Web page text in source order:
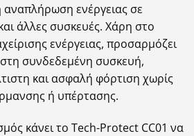
αναπλήρωση ενέργειας σε
άλλες συσκευές. Χάρη στο
ενέργειας, προσαρμόζει
συνδεδεμένη συσκευή,
και ασφαλή φόρτιση χωρίς
ή υπέρτασης.
κάνει το Tech-Protect CC01 να